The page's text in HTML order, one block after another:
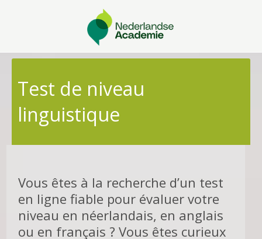
Test de niveau
linguistique
Vous êtes à la recherche d’un test
en ligne fiable pour évaluer votre
niveau en néerlandais, en anglais
ou en français ? Vous êtes curieux